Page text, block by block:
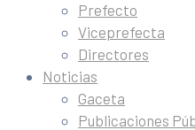
Prefecto
Viceprefecta
Directores
Noticias
Gaceta
Publicaciones